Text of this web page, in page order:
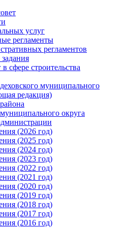
услуг
регламенты
регламентов
сфере строительства
муниципального
редакция)
округа
(2026 год)
(2025 год)
(2024 год)
(2023 год)
(2022 год)
(2021 год)
(2020 год)
(2019 год)
(2018 год)
(2017 год)
(2016 год)